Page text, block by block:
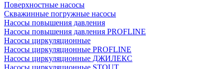
Поверхностные насосы
Скважинные погружные насосы
Насосы повышения давления
Насосы повышения давления PROFLINE
Насосы циркуляционные
Насосы циркуляционные PROFLINE
Насосы циркуляционные ДЖИЛЕКС
Насосы циркуляционные STOUT